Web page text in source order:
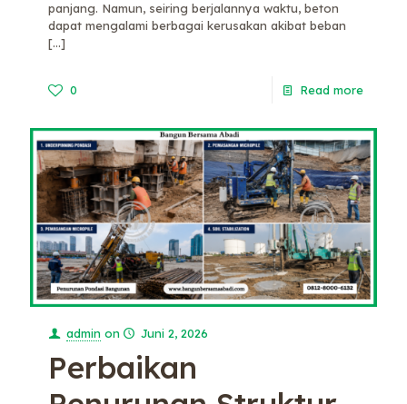
panjang. Namun, seiring berjalannya waktu, beton
dapat mengalami berbagai kerusakan akibat beban
[…]
0 Read more
admin on Juni 2, 2026
Perbaikan